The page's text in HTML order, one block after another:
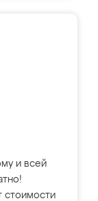
и всей
стоимости